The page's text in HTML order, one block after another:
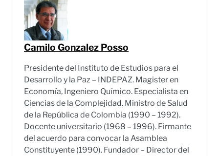
Camilo Gonzalez Posso
Presidente del Instituto de Estudios para el
Desarrollo y la Paz – INDEPAZ. Magister en
Economía, Ingeniero Químico. Especialista en
Ciencias de la Complejidad. Ministro de Salud
de la República de Colombia (1990 – 1992).
Docente universitario (1968 – 1996). Firmante
del acuerdo para convocar la Asamblea
Constituyente (1990). Fundador – Director del